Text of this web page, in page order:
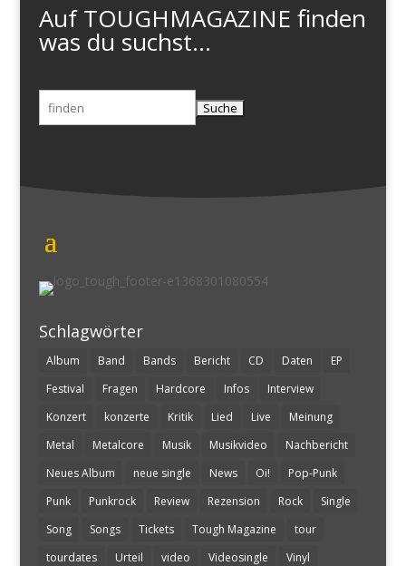
Auf TOUGHMAGAZINE finden
was du suchst...
Suchen
nach:
Schlagwörter
Album Band Bands Bericht CD Daten
EP
Festival
Fragen Hardcore Infos
Interview
Konzert
konzerte Kritik Lied Live
Meinung
Metal
Metalcore Musik Musikvideo
Nachbericht
Neues Album
neue single News Oi!
Pop-Punk
Punk
Punkrock Review Rezension Rock
Single
Song
Songs Tickets Tough Magazine
tour
tourdates
Urteil video Videosingle Vinyl